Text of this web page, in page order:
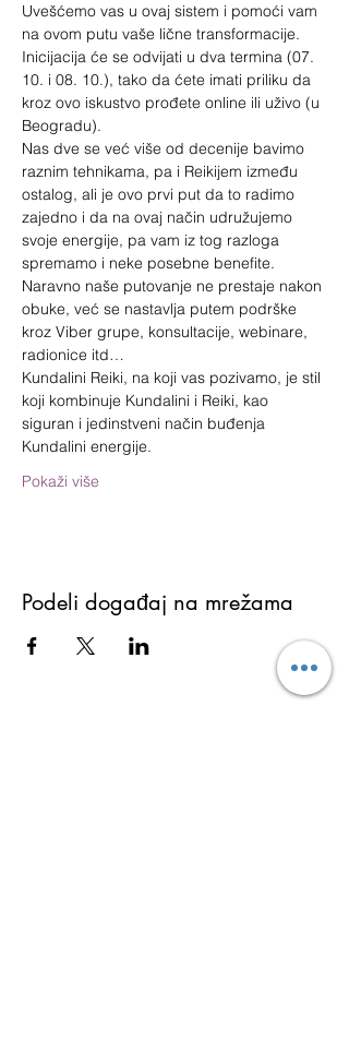
Uvešćemo vas u ovaj sistem i pomoći vam
na ovom putu vaše lične transformacije.
Inicijacija će se odvijati u dva termina (07.
10. i 08. 10.), tako da ćete imati priliku da
kroz ovo iskustvo prođete online ili uživo (u
Beogradu).
Nas dve se već više od decenije bavimo
raznim tehnikama, pa i Reikijem između
ostalog, ali je ovo prvi put da to radimo
zajedno i da na ovaj način udružujemo
svoje energije, pa vam iz tog razloga
spremamo i neke posebne benefite.
Naravno naše putovanje ne prestaje nakon
obuke, već se nastavlja putem podrške
kroz Viber grupe, konsultacije, webinare,
radionice itd…
Kundalini Reiki, na koji vas pozivamo, je stil
koji kombinuje Kundalini i Reiki, kao
siguran i jedinstveni način buđenja
Kundalini energije.
Pokaži više
Podeli događaj na mrežama